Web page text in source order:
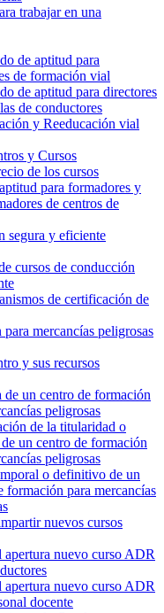
trabajar en una
de aptitud para
de formación vial
de aptitud para directores
de conductores
y Reeducación vial
y Cursos
de los cursos
para formadores y
de centros de
segura y eficiente
cursos de conducción
de certificación de
mercancías peligrosas
y sus recursos
de un centro de formación
peligrosas
de la titularidad o
un centro de formación
peligrosas
o definitivo de un
formación para mercancías
nuevos cursos
apertura nuevo curso ADR
apertura nuevo curso ADR
docente